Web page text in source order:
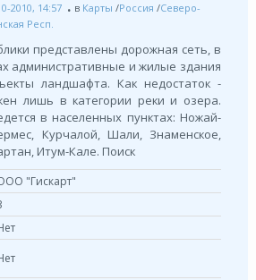
2010, 14:57 в Карты /Россия /Северо-
Респ.
представлены дорожная сеть, в
административные и жилые здания
ландшафта. Как недостаток -
лишь в категории реки и озера.
в населенных пунктах: Ножай-
Курчалой, Шали, Знаменское,
Итум-Кале. Поиск
"Гискарт"